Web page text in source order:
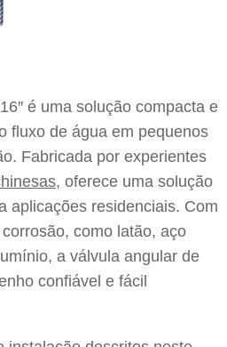
é uma solução compacta e
fluxo de água em pequenos
Fabricada por experientes
oferece uma solução
aplicações residenciais. Com
como latão, aço
a válvula angular de
confiável e fácil